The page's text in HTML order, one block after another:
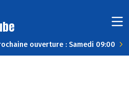
ouverture : Samedi 09:00